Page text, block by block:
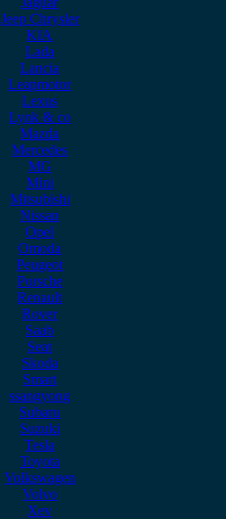
Jeep Chrysler
KIA
Lada
Lancia
Leapmotor
Lexus
Lynk & co
Mazda
Mercedes
MG
Mini
Mitsubishi
Nissan
Opel
Omoda
Peugeot
Porsche
Renault
Rover
Saab
Seat
Skoda
Smart
ssangyong
Subaru
Suzuki
Tesla
Toyota
Volkswagen
Volvo
Xev